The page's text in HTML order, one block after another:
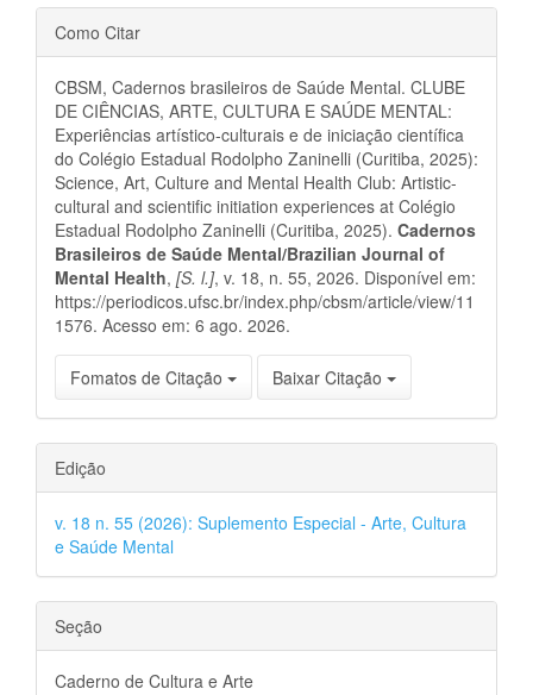
artigo
principal
Detalhes
do
artigo
Como Citar
CBSM, Cadernos brasileiros de Saúde Mental. CLUBE
DE CIÊNCIAS, ARTE, CULTURA E SAÚDE MENTAL:
Experiências artístico-culturais e de iniciação científica
do Colégio Estadual Rodolpho Zaninelli (Curitiba, 2025):
Science, Art, Culture and Mental Health Club: Artistic-
cultural and scientific initiation experiences at Colégio
Estadual Rodolpho Zaninelli (Curitiba, 2025). Cadernos
Brasileiros de Saúde Mental/Brazilian Journal of
Mental Health, [S. l.], v. 18, n. 55, 2026. Disponível em:
https://periodicos.ufsc.br/index.php/cbsm/article/view/11
1576. Acesso em: 6 ago. 2026.
Fomatos de Citação Baixar Citação
Edição
v. 18 n. 55 (2026): Suplemento Especial - Arte, Cultura
e Saúde Mental
Seção
Caderno de Cultura e Arte